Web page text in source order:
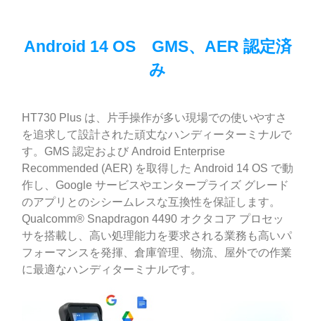
Android 14 OS GMS、AER 認定済
み
HT730 Plus は、片手操作が多い現場での使いやすさ
を追求して設計された頑丈なハンディーターミナルで
す。GMS 認定および Android Enterprise
Recommended (AER) を取得した Android 14 OS で動
作し、Google サービスやエンタープライズ グレード
のアプリとのシシームレスな互換性を保証します。
Qualcomm® Snapdragon 4490 オクタコア プロセッ
サを搭載し、高い処理能力を要求される業務も高いパ
フォーマンスを発揮、倉庫管理、物流、屋外での作業
に最適なハンディターミナルです。